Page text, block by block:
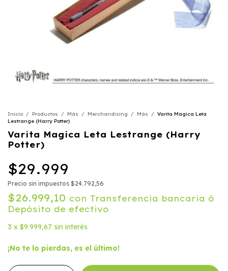
Inicio / Productos / Más / Merchandising / Más / Varita Magica Leta
Lestrange (Harry Potter)
Varita Magica Leta Lestrange (Harry
Potter)
$29.999
Precio sin impuestos $24.792,56
$26.999,10 con Transferencia bancaria ó
Depósito de efectivo
3 x $9.999,67 sin interés
¡No te lo pierdas, es el último!